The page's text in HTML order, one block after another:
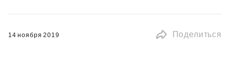
14 ноября 2019 Поделиться